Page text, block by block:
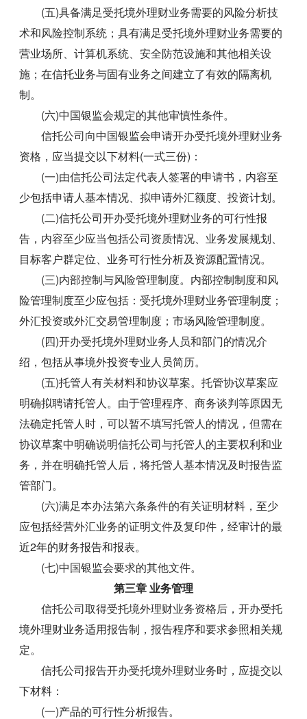
(五)具备满足受托境外理财业务需要的风险分析技
术和风险控制系统；具有满足受托境外理财业务需要的
营业场所、计算机系统、安全防范设施和其他相关设
施；在信托业务与固有业务之间建立了有效的隔离机
制。
(六)中国银监会规定的其他审慎性条件。
信托公司向中国银监会申请开办受托境外理财业务
资格，应当提交以下材料(一式三份)：
(一)由信托公司法定代表人签署的申请书，内容至
少包括申请人基本情况、拟申请外汇额度、投资计划。
(二)信托公司开办受托境外理财业务的可行性报
告，内容至少应当包括公司资质情况、业务发展规划、
目标客户群定位、业务可行性分析及资源配置情况。
(三)内部控制与风险管理制度。内部控制制度和风
险管理制度至少应包括：受托境外理财业务管理制度；
外汇投资或外汇交易管理制度；市场风险管理制度。
(四)开办受托境外理财业务人员和部门的情况介
绍，包括从事境外投资专业人员简历。
(五)托管人有关材料和协议草案。托管协议草案应
明确拟聘请托管人。由于管理程序、商务谈判等原因无
法确定托管人时，可以暂不填写托管人的情况，但需在
协议草案中明确说明信托公司与托管人的主要权利和业
务，并在明确托管人后，将托管人基本情况及时报告监
管部门。
(六)满足本办法第六条条件的有关证明材料，至少
应包括经营外汇业务的证明文件及复印件，经审计的最
近2年的财务报告和报表。
(七)中国银监会要求的其他文件。
第三章 业务管理
信托公司取得受托境外理财业务资格后，开办受托
境外理财业务适用报告制，报告程序和要求参照相关规
定。
信托公司报告开办受托境外理财业务时，应提交以
下材料：
(一)产品的可行性分析报告。